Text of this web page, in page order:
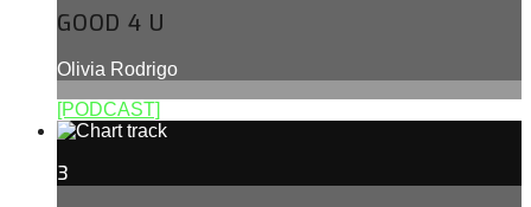
GOOD 4 U
Olivia Rodrigo
[PODCAST]
3